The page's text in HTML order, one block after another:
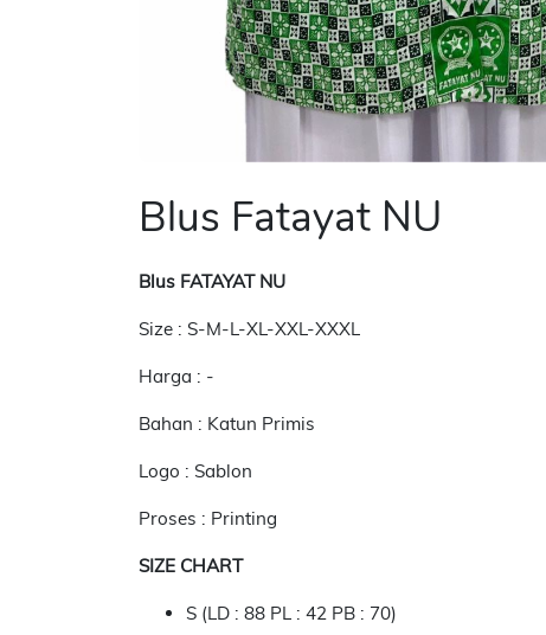
Blus Fatayat NU
Blus FATAYAT NU
Size : S-M-L-XL-XXL-XXXL
Harga : -
Bahan : Katun Primis
Logo : Sablon
Proses : Printing
SIZE CHART
S (LD : 88 PL : 42 PB : 70)